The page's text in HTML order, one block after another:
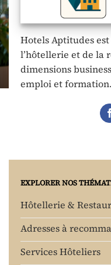
Hotels Aptitudes
l’hôtellerie et de la
dimensions
emploi et formation.
EXPLORER NOS
Hôtellerie &
Adresses à
Services Hôteliers